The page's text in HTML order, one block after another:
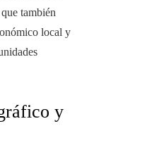
también
local y
y